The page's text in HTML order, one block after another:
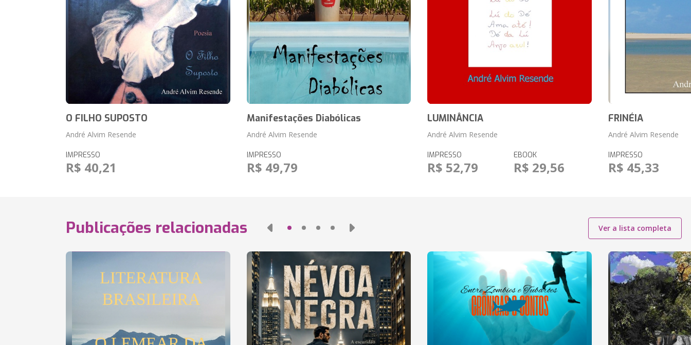
O FILHO SUPOSTO
André Alvim Resende
IMPRESSO
R$ 40,21
Manifestações Diabólicas
André Alvim Resende
IMPRESSO
R$ 49,79
LUMINÂNCIA
André Alvim Resende
IMPRESSO
R$ 52,79
EBOOK
R$ 29,56
FRINÉIA
André Alvim Resende
IMPRESSO
R$ 45,33
Publicações relacionadas Ver a lista completa